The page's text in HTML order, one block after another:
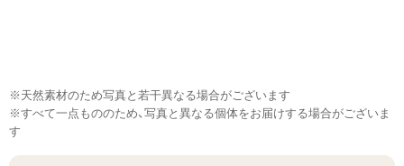
※天然素材のため写真と若干異なる場合がございます
※すべて一点もののため、写真と異なる個体をお届けする場合がございま
す